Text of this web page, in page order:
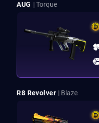
AUG | Torque
R8 Revolver | Blaze